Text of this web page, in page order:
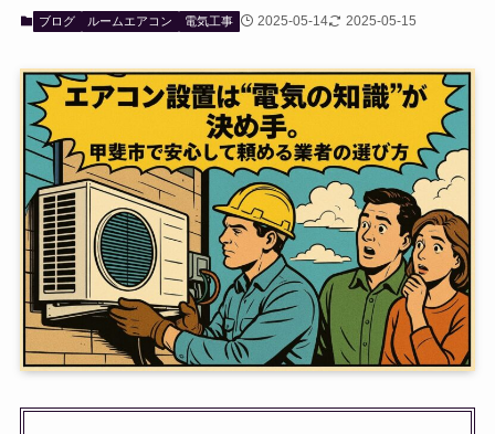
ブログ ルームエアコン 電気工事 2025-05-14 2025-05-15